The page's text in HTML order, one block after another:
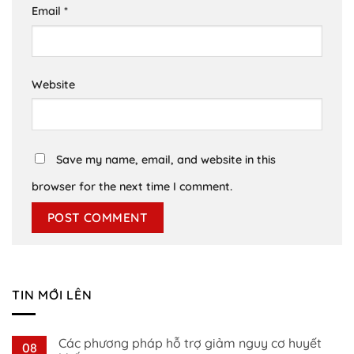
Email *
Website
Save my name, email, and website in this
browser for the next time I comment.
TIN MỚI LÊN
08
Các phương pháp hỗ trợ giảm nguy cơ huyết